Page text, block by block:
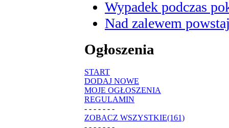
Wypadek podczas
Nad zalewem
Ogłoszenia
START
DODAJ NOWE
MOJE OGŁOSZENIA
REGULAMIN
- - - - - - -
ZOBACZ WSZYSTKIE(161)